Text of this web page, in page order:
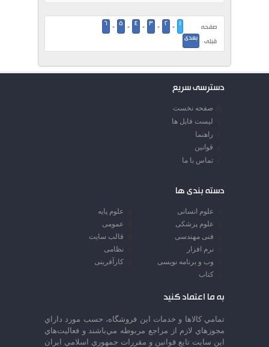
صفحه 1
-
2
-
3
-
4
-
5
-
6
قبلی · بعدی
دسترسی سریع
صفحه نخست
لیست فایل ها
راهنما
قوانین
تماس با ما
دسته بندی ها
علوم انسانی
علوم پایه
علوم پزشکی
عمومی
فنی مهندسی
قالب سایت
نرم افزار
نظامی
وب و برنامه نویسی
کارآفرینی
کتاب
به ما اعتماد کنید
تمامي كالاها و خدمات اين فروشگاه، حسب مورد داراي
مجوزهاي لازم از مراجع مربوطه مي‌باشند و فعاليت‌هاي
اين سايت تابع قوانين و مقررات جمهوري اسلامي ايران